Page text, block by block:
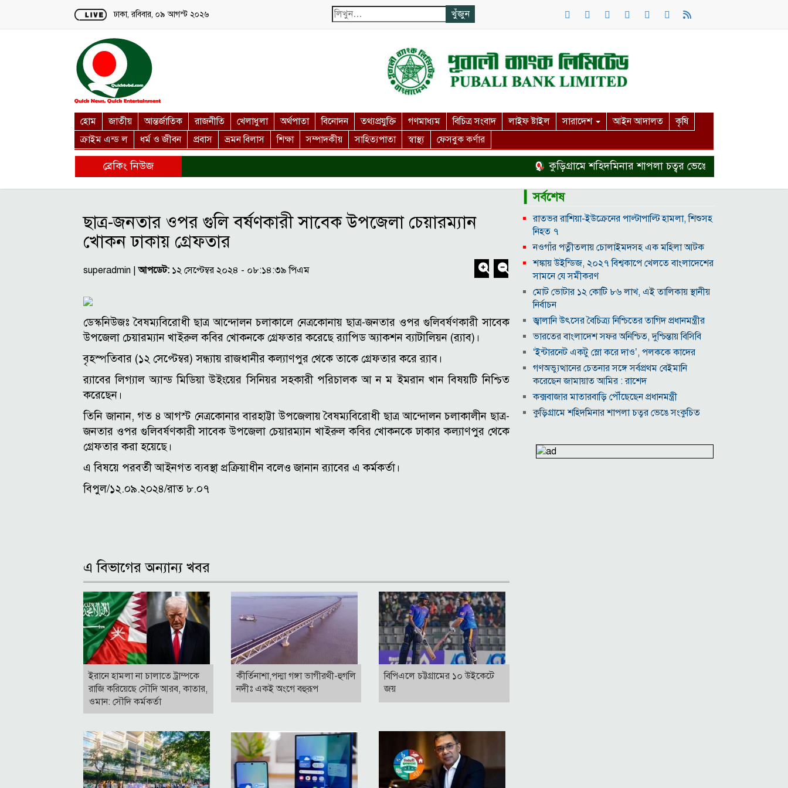
Loading...
ঢাকা, রবিবার, ০৯ আগস্ট ২০২৬
হোম জাতীয় আন্তর্জাতিক রাজনীতি খেলাধুলা অর্থপাতা বিনোদন তথ্যপ্রযুক্তি গণমাধ্যম বিচিত্র সংবাদ লাইফ ষ্টাইল সারাদেশ আইন আদালত
কৃষি
ক্রাইম এন্ড ল
ধর্ম ও জীবন প্রবাস ভ্রমন বিলাস শিক্ষা সম্পাদকীয় সাহিত্যপাতা স্বাস্থ্য ফেসবুক কর্ণার
ব্রেকিং নিউজ কুড়িগ্রামে শহিদমিনার শাপলা চত্বর ভেঙে সংকুচিত করায়
ছাত্র-জনতার ওপর গুলি বর্ষণকারী সাবেক উপজেলা চেয়ারম্যান
খোকন ঢাকায় গ্রেফতার
superadmin |আপডেট: ১২ সেপ্টেম্বর ২০২৪ - ০৮:১৪:৩৯ পিএম
ডেস্কনিউজঃ বৈষম্যবিরোধী ছাত্র আন্দোলন চলাকালে নেত্রকোনায় ছাত্র-জনতার ওপর গুলিবর্ষণকারী সাবেক
উপজেলা চেয়ারম্যান খাইরুল কবির খোকনকে গ্রেফতার করেছে র‌্যাপিড অ্যাকশন ব্যাটালিয়ন (র‌্যাব)।
বৃহস্পতিবার (১২ সেপ্টেম্বর) সন্ধ্যায় রাজধানীর কল্যাণপুর থেকে তাকে গ্রেফতার করে র‌্যাব।
র‌্যাবের লিগ্যাল অ্যান্ড মিডিয়া উইংয়ের সিনিয়র সহকারী পরিচালক আ ন ম ইমরান খান বিষয়টি নিশ্চিত
করেছেন।
তিনি জানান, গত ৪ আগস্ট নেত্রকোনার বারহাট্টা উপজেলায় বৈষম্যবিরোধী ছাত্র আন্দোলন চলাকালীন ছাত্র-
জনতার ওপর গুলিবর্ষণকারী সাবেক উপজেলা চেয়ারম্যান খাইরুল কবির খোকনকে ঢাকার কল্যাণপুর থেকে
গ্রেফতার করা হয়েছে।
এ বিষয়ে পরবর্তী আইনগত ব্যবস্থা প্রক্রিয়াধীন বলেও জানান র‌্যাবের এ কর্মকর্তা।
বিপুল/১২.০৯.২০২৪/রাত ৮.০৭
এ বিভাগের অন্যান্য খবর
ইরানে হামলা না চালাতে ট্রাম্পকে
রাজি করিয়েছে সৌদি আরব, কাতার,
ওমান: সৌদি কর্মকর্তা
কীর্তিনাশা,পদ্মা গঙ্গা ভাগীরথী-হুগলি
নদীঃ একই অংগে বহুরূপ
বিপিএলে চট্টগ্রামের ১০ উইকেটে
জয়
▎সর্বশেষ
রাতভর রাশিয়া-ইউক্রেনের পাল্টাপাল্টি হামলা, শিশুসহ
নিহত ৭
নওগাঁর পত্নীতলায় চোলাইমদসহ এক মহিলা আটক
শঙ্কায় উইন্ডিজ, ২০২৭ বিশ্বকাপে খেলতে বাংলাদেশের
সামনে যে সমীকরণ
মোট ভোটার ১২ কোটি ৮৬ লাখ, এই তালিকায় স্থানীয়
নির্বাচন
জ্বালানি উৎসের বৈচিত্র্য নিশ্চিতের তাগিদ প্রধানমন্ত্রীর
ভারতের বাংলাদেশ সফর অনিশ্চিত, দুশ্চিন্তায় বিসিবি
‘ইন্টারনেট একটু স্লো করে দাও’, পলককে কাদের
গণঅভ্যুত্থানের চেতনার সঙ্গে সর্বপ্রথম বেইমানি
করেছেন জামায়াত আমির : রাশেদ
কক্সবাজার মাতারবাড়ি পৌঁছেছেন প্রধানমন্ত্রী
কুড়িগ্রামে শহিদমিনার শাপলা চত্বর ভেঙে সংকুচিত
সবার সম্মিলিত প্রচেষ্টায় সুন্দর বাংলাদেশ গড়তে চাই:
প্রধানমন্ত্রী